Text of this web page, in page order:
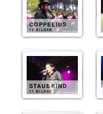
COPPELIUS
12 BILDER
STAUBKIND
11 BILDER